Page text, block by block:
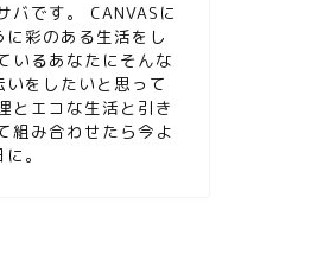
バです。 CANVASに
彩のある生活をし
いるあなたにそんな
をしたいと思って
とエコな生活と引き
組み合わせたら今よ
。